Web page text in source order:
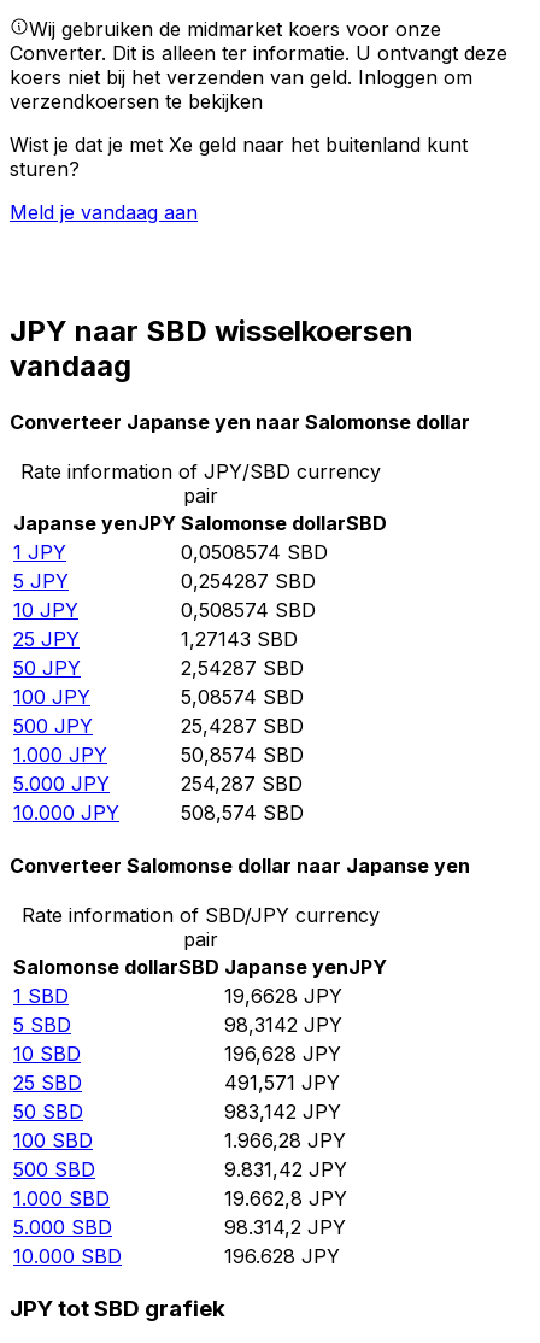
Wij gebruiken de midmarket koers voor onze
Converter. Dit is alleen ter informatie. U ontvangt deze
koers niet bij het verzenden van geld. Inloggen om
verzendkoersen te bekijken
Wist je dat je met Xe geld naar het buitenland kunt
sturen?
Meld je vandaag aan
JPY naar SBD wisselkoersen
vandaag
Converteer Japanse yen naar Salomonse dollar
Rate information of JPY/SBD currency
pair
Japanse yenJPY Salomonse dollarSBD
1 JPY 0,0508574 SBD
5 JPY 0,254287 SBD
10 JPY 0,508574 SBD
25 JPY 1,27143 SBD
50 JPY 2,54287 SBD
100 JPY 5,08574 SBD
500 JPY 25,4287 SBD
1.000 JPY 50,8574 SBD
5.000 JPY 254,287 SBD
10.000 JPY 508,574 SBD
Converteer Salomonse dollar naar Japanse yen
Rate information of SBD/JPY currency
pair
Salomonse dollarSBD Japanse yenJPY
1 SBD 19,6628 JPY
5 SBD 98,3142 JPY
10 SBD 196,628 JPY
25 SBD 491,571 JPY
50 SBD 983,142 JPY
100 SBD 1.966,28 JPY
500 SBD 9.831,42 JPY
1.000 SBD 19.662,8 JPY
5.000 SBD 98.314,2 JPY
10.000 SBD 196.628 JPY
JPY tot SBD grafiek